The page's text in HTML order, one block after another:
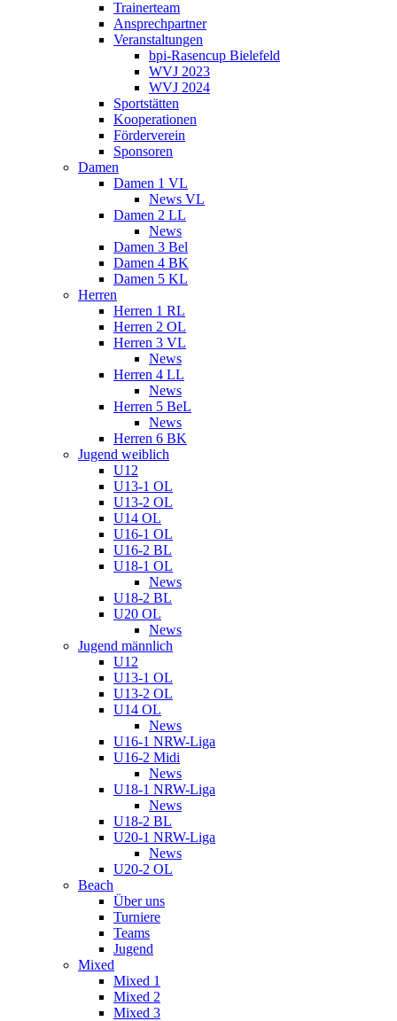
Trainerteam
Ansprechpartner
Veranstaltungen
bpi-Rasencup Bielefeld
WVJ 2023
WVJ 2024
Sportstätten
Kooperationen
Förderverein
Sponsoren
Damen
Damen 1 VL
News VL
Damen 2 LL
News
Damen 3 Bel
Damen 4 BK
Damen 5 KL
Herren
Herren 1 RL
Herren 2 OL
Herren 3 VL
News
Herren 4 LL
News
Herren 5 BeL
News
Herren 6 BK
Jugend weiblich
U12
U13-1 OL
U13-2 OL
U14 OL
U16-1 OL
U16-2 BL
U18-1 OL
News
U18-2 BL
U20 OL
News
Jugend männlich
U12
U13-1 OL
U13-2 OL
U14 OL
News
U16-1 NRW-Liga
U16-2 Midi
News
U18-1 NRW-Liga
News
U18-2 BL
U20-1 NRW-Liga
News
U20-2 OL
Beach
Über uns
Turniere
Teams
Jugend
Mixed
Mixed 1
Mixed 2
Mixed 3